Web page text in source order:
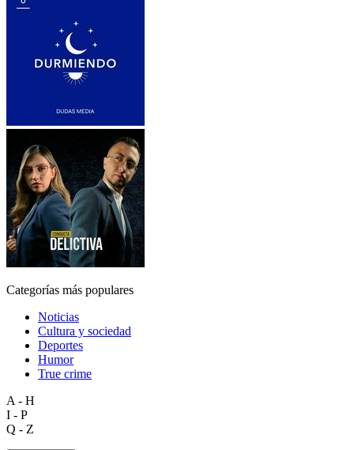
Categorías más populares
Noticias
Cultura y sociedad
Deportes
Humor
True crime
A - H
I - P
Q - Z